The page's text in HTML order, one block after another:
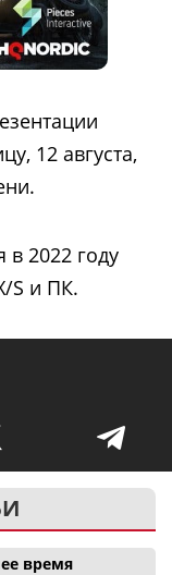
12 августа,
в 2022 году
S и ПК.
время